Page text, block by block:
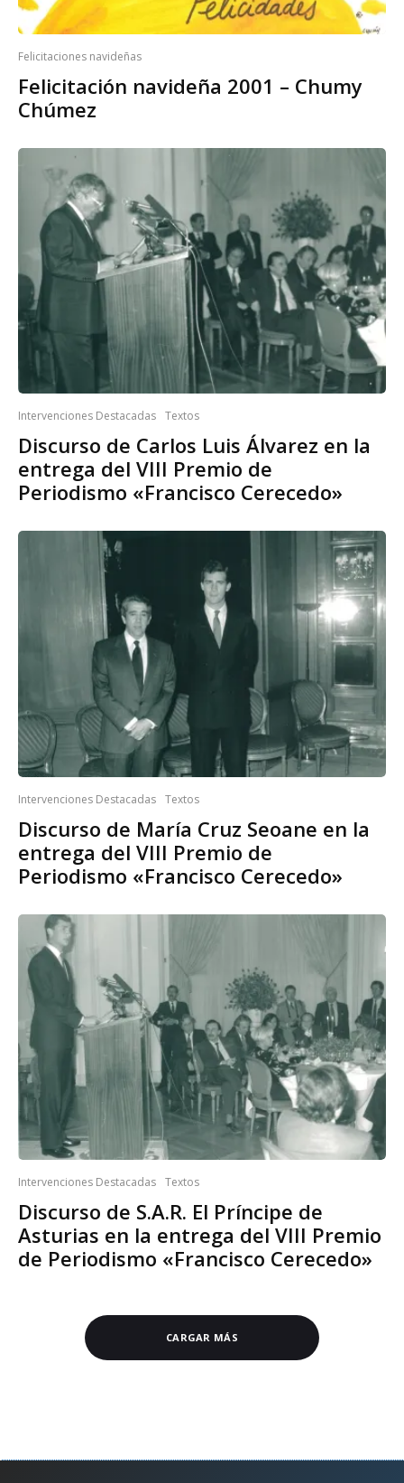
Felicitaciones navideñas
Felicitación navideña 2001 – Chumy
Chúmez
Intervenciones Destacadas Textos
Discurso de Carlos Luis Álvarez en la
entrega del VIII Premio de
Periodismo «Francisco Cerecedo»
Intervenciones Destacadas Textos
Discurso de María Cruz Seoane en la
entrega del VIII Premio de
Periodismo «Francisco Cerecedo»
Intervenciones Destacadas Textos
Discurso de S.A.R. El Príncipe de
Asturias en la entrega del VIII Premio
de Periodismo «Francisco Cerecedo»
CARGAR MÁS